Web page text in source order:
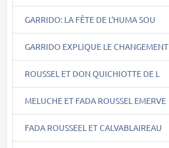
GARRIDO: LA FÊTE DE L'HUMA SOU
GARRIDO EXPLIQUE LE CHANGEMENT
ROUSSEL ET DON QUICHIOTTE DE L
MELUCHE ET FADA ROUSSEL EMERVE
FADA ROUSSEEL ET CALVABLAIREAU